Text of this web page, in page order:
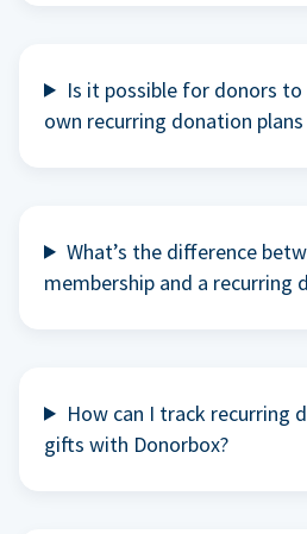
Is it possible for donors
own recurring donation
What’s the difference
membership and a recurring
How can I track recurring
gifts with Donorbox?